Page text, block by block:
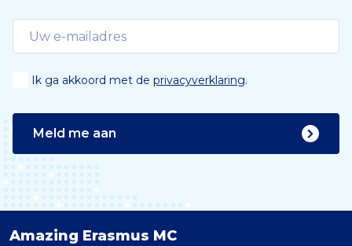
Ik ga akkoord met de privacyverklaring.
Meld me aan
Amazing Erasmus MC